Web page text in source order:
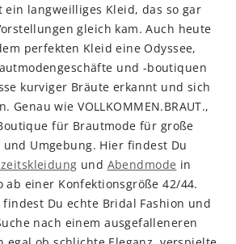
ein langweilliges Kleid, das so gar
gleich kam. Auch heute
perfekten Kleid eine Odyssee,
und -boutiquen
kurviger Bräute erkannt und sich
Genau wie VOLLKOMMEN.BRAUT.,
für Brautmode für große
Umgebung. Hier findest Du
und Abendmode in
ab einer Konfektionsgröße 42/44.
findest Du echte Bridal Fashion und
nach einem ausgefalleneren